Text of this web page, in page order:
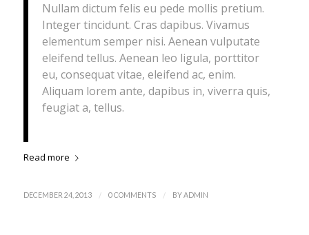
Nullam dictum felis eu pede mollis pretium.
Integer tincidunt. Cras dapibus. Vivamus
elementum semper nisi. Aenean vulputate
eleifend tellus. Aenean leo ligula, porttitor
eu, consequat vitae, eleifend ac, enim.
Aliquam lorem ante, dapibus in, viverra quis,
feugiat a, tellus.
Read more
DECEMBER 24, 2013 / 0 COMMENTS / BYADMIN